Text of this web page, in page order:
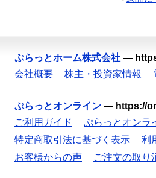
ぷらっとホーム株式会社 —
会社概要
株主・投資家情報
ぷらっとオンライン — https://
ご利用ガイド
ぷらっとオンラ
特定商取引法に基づく表示
利
お客様からの声
ご注文の取り